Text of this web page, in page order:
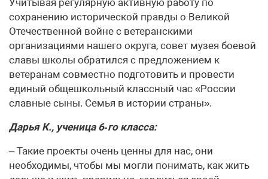
Учитывая регулярную активную работу по
сохранению исторической правды о Великой
Отечественной войне с ветеранскими
организациями нашего округа, совет музея боевой
славы школы обратился с предложением к
ветеранам совместно подготовить и провести
единый общешкольный классный час «России
славные сыны. Семья в истории страны».
Дарья К., ученица 6‑го класса:
– Такие проекты очень ценны для нас, они
необходимы, чтобы мы могли понимать, как жить